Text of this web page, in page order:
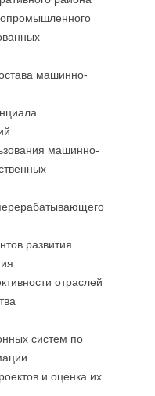
машинно-
машинно-
развития
отраслей
систем по
и оценка их